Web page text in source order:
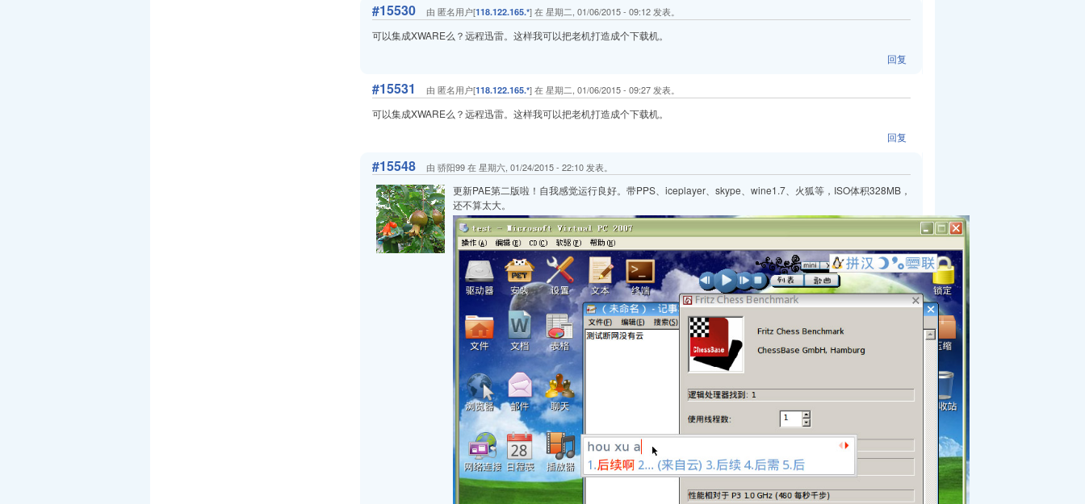
#15530 由 匿名用户[118.122.165.*] 在 星期二, 01/06/2015 - 09:12 发表。
可以集成XWARE么？远程迅雷。这样我可以把老机打造成个下载机。
回复
#15531 由 匿名用户[118.122.165.*] 在 星期二, 01/06/2015 - 09:27 发表。
可以集成XWARE么？远程迅雷。这样我可以把老机打造成个下载机。
回复
#15548 由 骄阳99 在 星期六, 01/24/2015 - 22:10 发表。
更新PAE第二版啦！自我感觉运行良好。带PPS、iceplayer、skype、wine1.7、火狐等，ISO体积328MB，
还不算太大。